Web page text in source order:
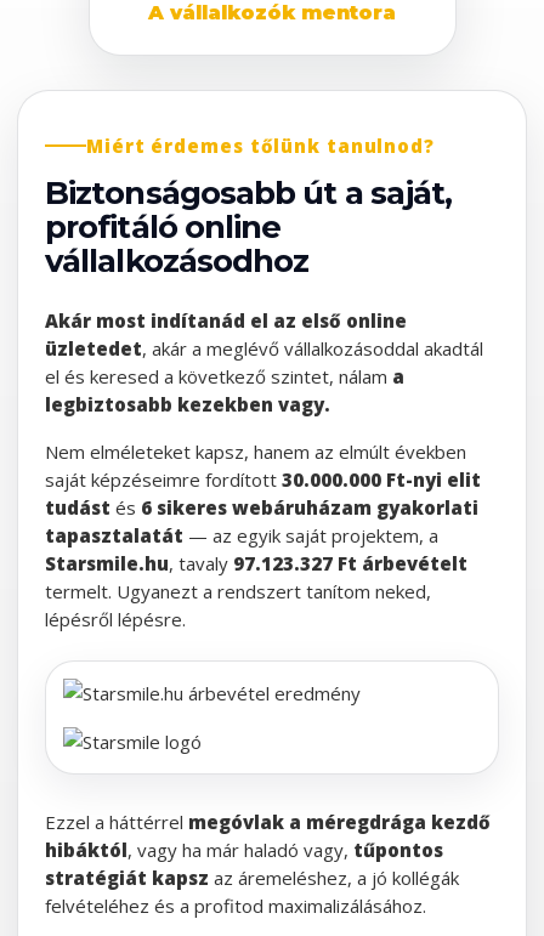
A vállalkozók mentora
Miért érdemes tőlünk tanulnod?
Biztonságosabb út a saját,
profitáló online
vállalkozásodhoz
Akár most indítanád el az első online
üzletedet, akár a meglévő vállalkozásoddal akadtál
el és keresed a következő szintet, nálam a
legbiztosabb kezekben vagy.
Nem elméleteket kapsz, hanem az elmúlt években
saját képzéseimre fordított 30.000.000 Ft-nyi elit
tudást és 6 sikeres webáruházam gyakorlati
tapasztalatát — az egyik saját projektem, a
Starsmile.hu, tavaly 97.123.327 Ft árbevételt
termelt. Ugyanezt a rendszert tanítom neked,
lépésről lépésre.
Ezzel a háttérrel megóvlak a méregdrága kezdő
hibáktól, vagy ha már haladó vagy, tűpontos
stratégiát kapsz az áremeléshez, a jó kollégák
felvételéhez és a profitod maximalizálásához.